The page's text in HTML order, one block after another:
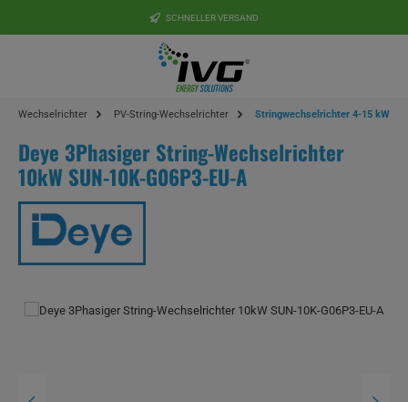
SCHNELLER VERSAND
Wechselrichter PV-String-Wechselrichter Stringwechselrichter 4-15 kW
Deye 3Phasiger String-Wechselrichter
10kW SUN-10K-G06P3-EU-A
Bildergalerie überspringen